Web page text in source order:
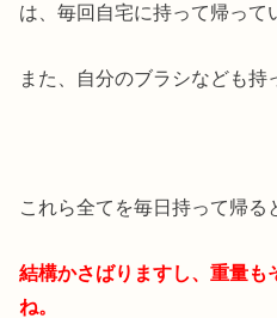
は、毎回自宅に持って帰って
また、自分のブラシなども持
これら全てを毎日持って帰る
結構かさばりますし、重量も
ね。